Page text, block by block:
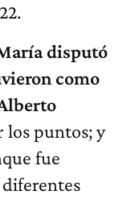
disputó
como
los puntos; y
fue